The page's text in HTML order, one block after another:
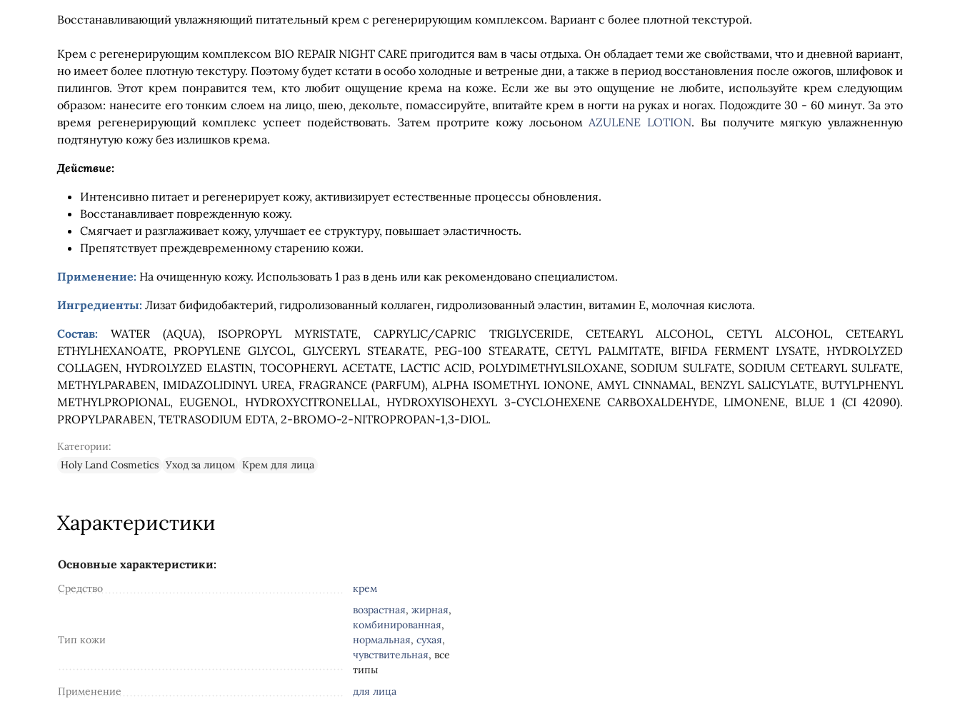
Восстанавливающий увлажняющий питательный крем с регенерирующим комплексом. Вариант с более плотной текстурой.
Крем с регенерирующим комплексом BIO REPAIR NIGHT CARE пригодится вам в часы отдыха. Он обладает теми же свойствами, что и дневной вариант,
но имеет более плотную текстуру. Поэтому будет кстати в особо холодные и ветреные дни, а также в период восстановления после ожогов, шлифовок и
пилингов. Этот крем понравится тем, кто любит ощущение крема на коже. Если же вы это ощущение не любите, используйте крем следующим
образом: нанесите его тонким слоем на лицо, шею, декольте, помассируйте, впитайте крем в ногти на руках и ногах. Подождите 30 - 60 минут. За это
время регенерирующий комплекс успеет подействовать. Затем протрите кожу лосьоном AZULENE LOTION. Вы получите мягкую увлажненную
подтянутую кожу без излишков крема.
Действие:
Интенсивно питает и регенерирует кожу, активизирует естественные процессы обновления.
Восстанавливает поврежденную кожу.
Смягчает и разглаживает кожу, улучшает ее структуру, повышает эластичность.
Препятствует преждевременному старению кожи.
Применение: На очищенную кожу. Использовать 1 раз в день или как рекомендовано специалистом.
Ингредиенты: Лизат бифидобактерий, гидролизованный коллаген, гидролизованный эластин, витамин Е, молочная кислота.
Состав:
WATER (AQUA), ISOPROPYL MYRISTATE, CAPRYLIC/CAPRIC TRIGLYCERIDE, CETEARYL ALCOHOL, CETYL ALCOHOL, CETEARYL
ETHYLHEXANOATE, PROPYLENE GLYCOL, GLYCERYL STEARATE, PEG-100 STEARATE, CETYL PALMITATE, BIFIDA FERMENT LYSATE, HYDROLYZED
COLLAGEN, HYDROLYZED ELASTIN, TOCOPHERYL ACETATE, LACTIC ACID, POLYDIMETHYLSILOXANE, SODIUM SULFATE, SODIUM CETEARYL SULFATE,
METHYLPARABEN, IMIDAZOLIDINYL UREA, FRAGRANCE (PARFUM), ALPHA ISOMETHYL IONONE, AMYL CINNAMAL, BENZYL SALICYLATE, BUTYLPHENYL
METHYLPROPIONAL, EUGENOL, HYDROXYCITRONELLAL, HYDROXYISOHEXYL 3-CYCLOHEXENE CARBOXALDEHYDE, LIMONENE, BLUE 1 (CI 42090).
PROPYLPARABEN, TETRASODIUM EDTA, 2-BROMO-2-NITROPROPAN-1,3-DIOL.
Категории:
Holy Land Cosmetics Уход за лицом Крем для лица
Характеристики
Основные характеристики:
Средство крем
Тип кожи
возрастная, жирная,
комбинированная,
нормальная, сухая,
чувствительная, все
типы
Применение
для лица